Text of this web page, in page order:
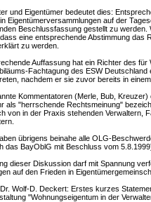
und Eigentümer bedeutet dies:
Eigentümerversammlungen auf der
Beschlussfassung gestellt zu
eine entsprechende Abstimmung das
zu werden.
Auffassung hat ein Richter des
Fachtagung des ESW
nachdem er sie zuvor bereits in
Kommentatoren (Merle, Bub,
als "herrschende Rechtsmeinung"
von in der Praxis stehenden Verwaltern,
übrigens beinahe alle OLG-
das BayOblG mit Beschluss vom
dieser Diskussion darf mit Spannung
auf den Frieden in
Wolf-D. Deckert: Erstes kurzes
"Wohnungseigentum in der